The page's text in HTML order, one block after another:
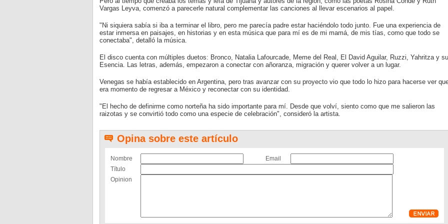
Vargas Leyva, comenzó a parecerle natural complementar las canciones al llevar escenarios al papel.
"Ni siquiera sabía si iba a terminar el libro, pero me parecía padre estar haciéndolo todo junto. Fue una experiencia de
estar inmersa en paisajes, en historias y en esta música que para mí es de mi mamá, de mis tías, como que todo se
conectaba", detalló la música.
El disco cuenta con múltiples duetos: Bronco, Natalia Lafourcade, Meme del Real, El David Aguilar, Ruzzi, Yahritza y su
Esencia. Las letras, además, empezaron a conectar con añoranza, migración y querer volver a un lugar.
Venegas se había establecido en Argentina, pero tras avanzar con su proyecto vio que todo lo hizo para hacerse ver
era momento de regresar a México y reconectar con su identidad.
"El hecho de definirme como norteña ha sido importante para mí. Desde que volví, siento como que me salieron las
raizotas y se convirtió todo como una especie de celebración", consideró la artista.
Opina sobre este artículo
Nombre
Email
Título
Opinion